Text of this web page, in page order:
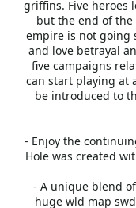
griffins. Five heroes
but the end of
empire is not going
and love betrayal
five campaigns
can start playing at
be introduced to
- Enjoy the
Hole was created
- A unique blend
huge wld map